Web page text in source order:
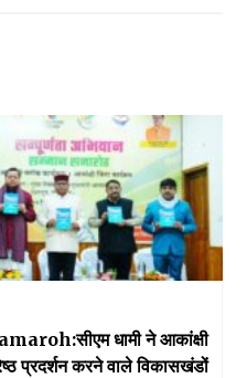
धामी ने आकांक्षी
प्रदर्शन करने वाले विकासखंडों